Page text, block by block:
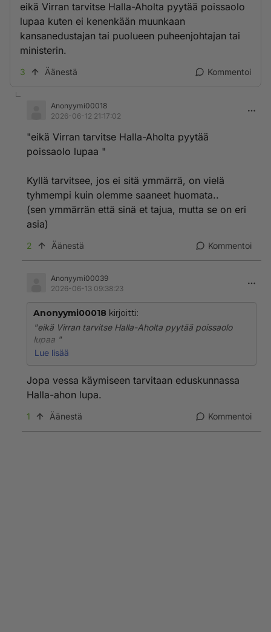
eikä Virran tarvitse Halla-Aholta pyytää poissaolo
lupaa kuten ei kenenkään muunkaan
kansanedustajan tai puolueen puheenjohtajan tai
ministerin.
3 Äänestä Kommentoi
Anonyymi00018
2026-06-12 21:17:02
"eikä Virran tarvitse Halla-Aholta pyytää
poissaolo lupaa "
Kyllä tarvitsee, jos ei sitä ymmärrä, on vielä
tyhmempi kuin olemme saaneet huomata..
(sen ymmärrän että sinä et tajua, mutta se on eri
asia)
2 Äänestä Kommentoi
Anonyymi00039
2026-06-13 09:38:23
Anonyymi00018 kirjoitti:
"eikä Virran tarvitse Halla-Aholta pyytää poissaolo
lupaa "
kuin olemme saaneet huomata..
(sen ymmärrän että sinä et tajua, mutta se on eri asia)
Lue lisää
Jopa vessa käymiseen tarvitaan eduskunnassa
Halla-ahon lupa.
1 Äänestä Kommentoi